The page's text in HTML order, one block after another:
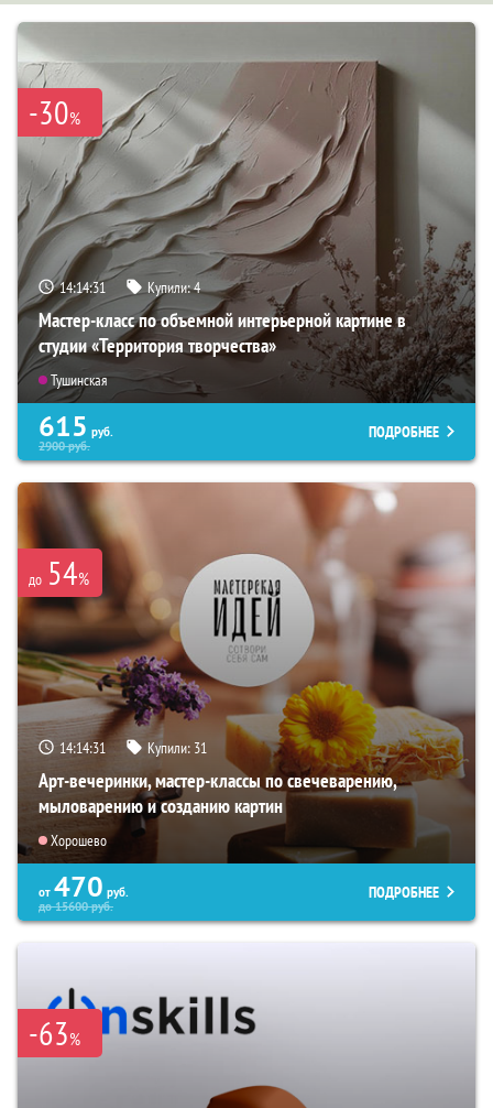
-30%
14:14:30 Купили:4
Мастер-класс по объемной интерьерной картине в
студии «Территория творчества»
Тушинская
615 руб.
2900руб.
ПОДРОБНЕЕ
до 54%
14:14:30 Купили: 31
Арт-вечеринки, мастер-классы по свечеварению,
мыловарению и созданию картин
Хорошево
от 470 руб.
до15600руб.
ПОДРОБНЕЕ
-63%